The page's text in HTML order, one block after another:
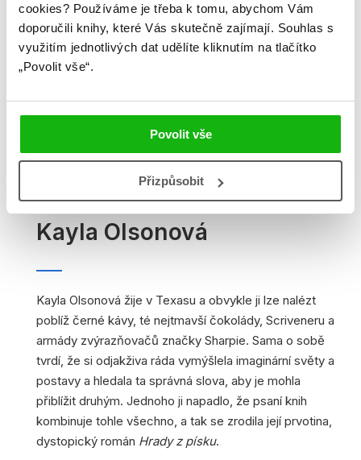
cookies? Používáme je třeba k tomu, abychom Vám
doporučili knihy, které Vás skutečně zajímají. Souhlas s
využitím jednotlivých dat udělíte kliknutím na tlačítko
„Povolit vše“.
Povolit vše
Přizpůsobit
Kayla Olsonová
Kayla Olsonová žije v Texasu a obvykle ji lze nalézt
poblíž černé kávy, té nejtmavší čokolády, Scriveneru a
armády zvýrazňovačů značky Sharpie. Sama o sobě
tvrdí, že si odjakživa ráda vymýšlela imaginární světy a
postavy a hledala ta správná slova, aby je mohla
přiblížit druhým. Jednoho ji napadlo, že psaní knih
kombinuje tohle všechno, a tak se zrodila její prvotina,
dystopický román Hrady z písku.